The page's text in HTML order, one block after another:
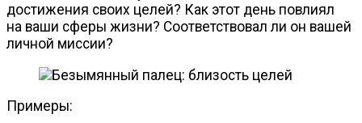
достижения своих целей? Как этот день повлиял
на ваши сферы жизни? Соответствовал ли он вашей
личной миссии?
Примеры: